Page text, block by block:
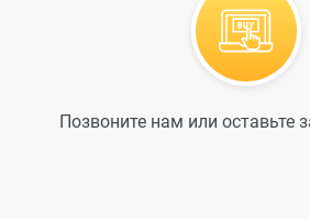
Позвоните нам или оставьте